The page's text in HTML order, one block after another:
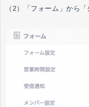
（2）「フォーム」から